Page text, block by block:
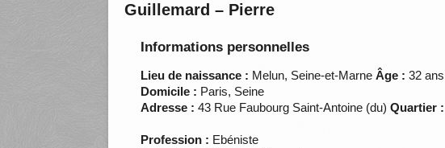
Guillemard – Pierre
Informations personnelles
Lieu de naissance : Melun, Seine-et-Marne Âge : 32 ans
Domicile : Paris, Seine
Adresse : 43 Rue Faubourg Saint-Antoine (du)Quartier :
Profession : Ebéniste